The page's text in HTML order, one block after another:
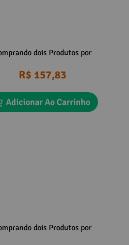
dois Produtos por
R$ 157,83
Adicionar Ao Carrinho
dois Produtos por